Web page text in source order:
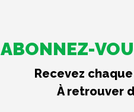
ABONNEZ-
Recevez
À retrouver